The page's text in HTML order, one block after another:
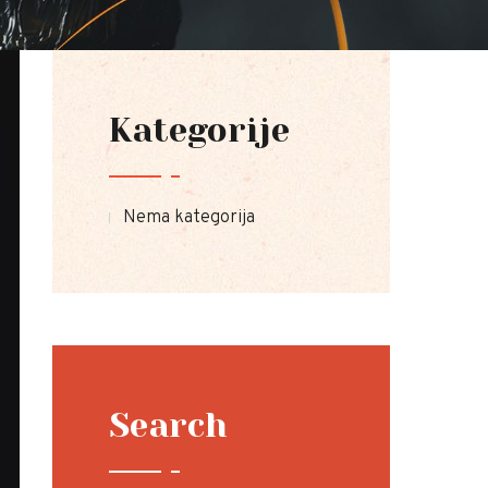
Kategorije
Nema kategorija
Search